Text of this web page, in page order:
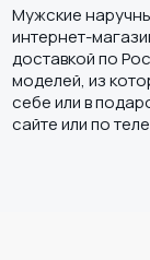
Мужские
интернет-
доставкой по
моделей, из
себе или в
сайте или по